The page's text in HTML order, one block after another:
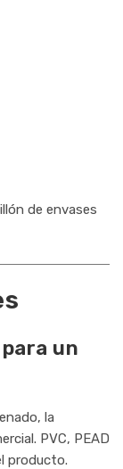
de envases
un
la
PVC, PEAD
producto.